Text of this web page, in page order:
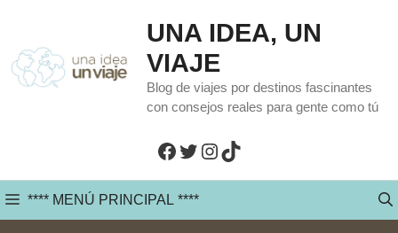
contenido
UNA IDEA, UN
VIAJE
Blog de viajes por destinos fascinantes
con consejos reales para gente como tú
Facebook
Twitter
Instagram
TikTok
**** MENÚ PRINCIPAL ****